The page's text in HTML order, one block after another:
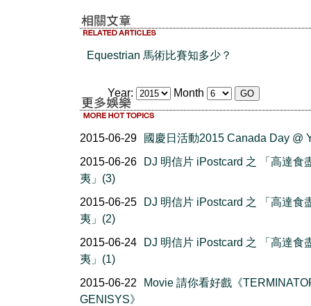
Equestrian 馬術比賽知多少？
Year: Month
2015-06-29
國慶日活動2015 Canada Day @
2015-06-26
DJ 明信片 iPostcard 之 「高達食
夷」(3)
2015-06-25
DJ 明信片 iPostcard 之 「高達食
夷」(2)
2015-06-24
DJ 明信片 iPostcard 之 「高達食
夷」(1)
2015-06-22
Movie 請你看好戲《
GENISYS》